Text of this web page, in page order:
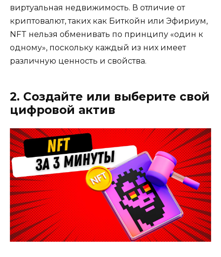
виртуальная недвижимость. В отличие от
криптовалют, таких как Биткойн или Эфириум,
NFT нельзя обменивать по принципу «один к
одному», поскольку каждый из них имеет
различную ценность и свойства.
2. Создайте или выберите свой
цифровой актив